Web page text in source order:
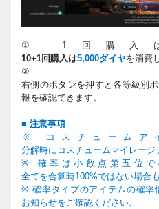
① 1 回購入
10+1回購入は5,000ダイヤを消費
②
右側のボタンを押すと各等級別
報を確認できます。
■ 注意事項
※ コスチュームア
分解時にコスチュームマイレージ
※ 確率は小 数 点第五 位で
全てを合算時100%ではない場合
※確率タイプのアイテムの確率
お知らせをご確認ください。